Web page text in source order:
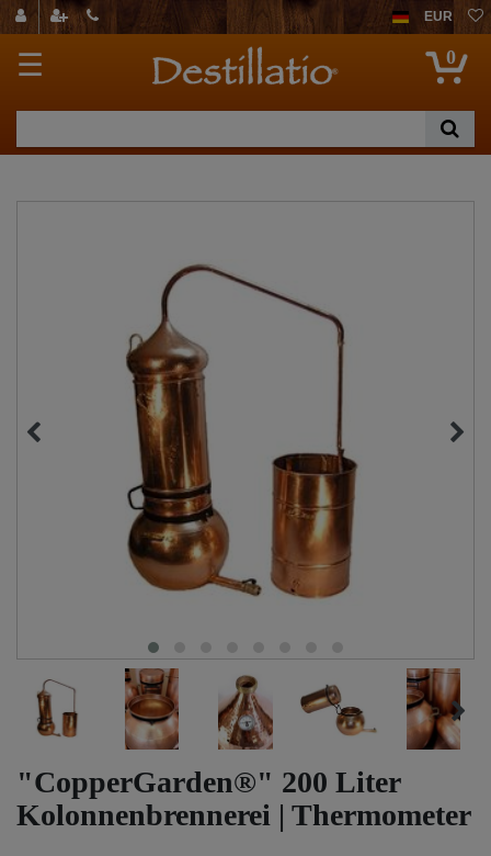
EUR
☰ 0
"CopperGarden®" 200 Liter
Kolonnenbrennerei | Thermometer